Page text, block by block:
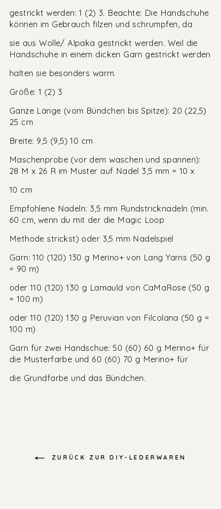
gestrickt werden: 1 (2) 3. Beachte: Die Handschuhe
können im Gebrauch filzen und schrumpfen, da
sie aus Wolle/ Alpaka gestrickt werden. Weil die
Handschuhe in einem dicken Garn gestrickt werden
halten sie besonders warm.
Größe: 1 (2) 3
Ganze Länge (vom Bündchen bis Spitze): 20 (22,5)
25 cm
Breite: 9,5 (9,5) 10 cm
Maschenprobe (vor dem waschen und spannen):
28 M x 26 R im Muster auf Nadel 3,5 mm = 10 x
10 cm
Empfohlene Nadeln: 3,5 mm Rundstricknadeln (min.
60 cm, wenn du mit der die Magic Loop
Methode strickst) oder 3,5 mm Nadelspiel
Garn: 110 (120) 130 g Merino+ von Lang Yarns (50 g
= 90 m)
oder 110 (120) 130 g Lamauld von CaMaRose (50 g
= 100 m)
oder 110 (120) 130 g Peruvian von Filcolana (50 g =
100 m)
Garn für zwei Handschue: 50 (60) 60 g Merino+ für
die Musterfarbe und 60 (60) 70 g Merino+ für
die Grundfarbe und das Bündchen.
ZURÜCK ZUR DIY-LEDERWAREN